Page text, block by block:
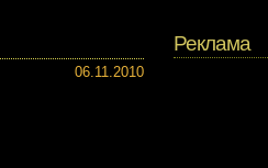
06.11.2010
Реклама